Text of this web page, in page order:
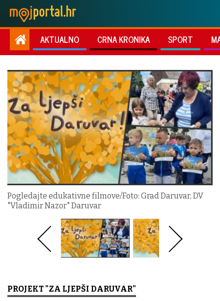
AKTUALNO CRNA KRONIKA SPORT
Pogledajte edukativne filmove/Foto: Grad Daruvar, DV
"Vladimir Nazor" Daruvar
PROJEKT "ZA LJEPŠI DARUVAR"